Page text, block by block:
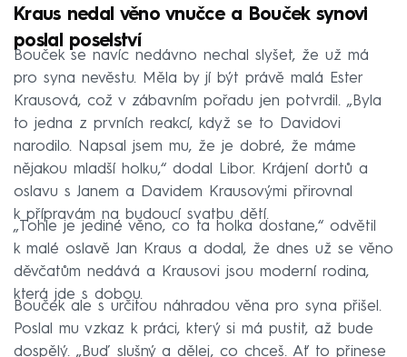
Kraus nedal věno vnučce a Bouček synovi
poslal poselství
Bouček se navíc nedávno nechal slyšet, že už má
pro syna nevěstu. Měla by jí být právě malá Ester
Krausová, což v zábavním pořadu jen potvrdil. „Byla
to jedna z prvních reakcí, když se to Davidovi
narodilo. Napsal jsem mu, že je dobré, že máme
nějakou mladší holku,“ dodal Libor. Krájení dortů a
oslavu s Janem a Davidem Krausovými přirovnal
k přípravám na budoucí svatbu dětí.
„Tohle je jediné věno, co ta holka dostane,“ odvětil
k malé oslavě Jan Kraus a dodal, že dnes už se věno
děvčatům nedává a Krausovi jsou moderní rodina,
která jde s dobou.
Bouček ale s určitou náhradou věna pro syna přišel.
Poslal mu vzkaz k práci, který si má pustit, až bude
dospělý. „Buď slušný a dělej, co chceš. Ať to přinese